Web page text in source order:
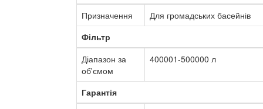
Призначення
Для громадських басейнів
Фільтр
Діапазон за
об'ємом
400001-500000 л
Гарантія